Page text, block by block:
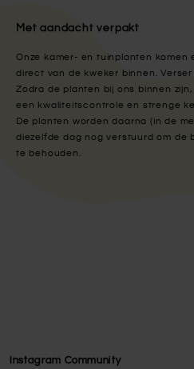
Met aandacht verpakt
Onze kamer- en tuinplanten komen
direct van de kweker binnen. Verser
Zodra de planten bij ons binnen
een kwaliteitscontrole en strenge
De planten worden daarna (in de
diezelfde dag nog verstuurd om de
te behouden.
Instagram Community